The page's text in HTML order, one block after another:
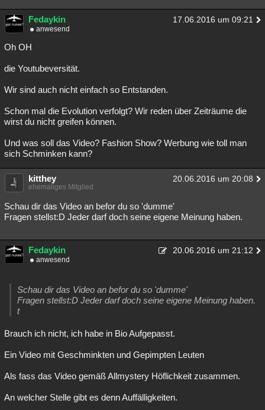
Fedaykin 17.06.2016 um 09:21
anwesend
Oh OH
die Youtubeversität.
Wir sind auch nicht einfach so Entstanden.
Schon mal die Evolution verfolgt? Wir reden über Zeiträume die
wirst du nicht greifen können.
Und was soll das Video? Fashion Show? Werbung wie toll man
sich Schminken kann?
kitthey 20.06.2016 um 20:08
ehemaliges Mitglied
Schau dir das Video an befor du so 'dumme'
Fragen stellst:D Jeder darf doch seine eigene Meinung haben.
Fedaykin 20.06.2016 um 21:12
anwesend
Schau dir das Video an befor du so 'dumme'
Fragen stellst:D Jeder darf doch seine eigene Meinung haben.
t
Brauch ich nicht, ich habe in Bio Aufgepasst.
Ein Video mit Geschminkten und Gepimpten Leuten
Als fass das Video gemäß Allmystery Höflichkeit zusammen.
An welcher Stelle gibt es denn Auffälligkeiten.